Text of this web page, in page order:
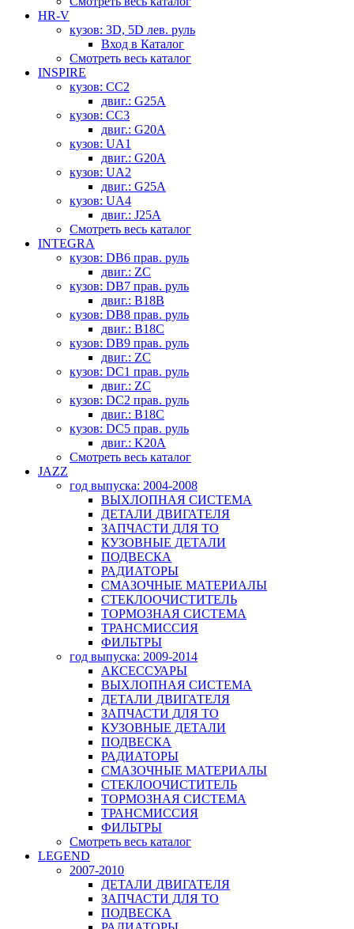
HR-V
кузов: 3D, 5D лев. руль
Вход в Каталог
Смотреть весь каталог
INSPIRE
кузов: CC2
двиг.: G25A
кузов: CC3
двиг.: G20A
кузов: UA1
двиг.: G20A
кузов: UA2
двиг.: G25A
кузов: UA4
двиг.: J25A
Смотреть весь каталог
INTEGRA
кузов: DB6 прав. руль
двиг.: ZC
кузов: DB7 прав. руль
двиг.: B18B
кузов: DB8 прав. руль
двиг.: B18C
кузов: DB9 прав. руль
двиг.: ZC
кузов: DC1 прав. руль
двиг.: ZC
кузов: DC2 прав. руль
двиг.: B18C
кузов: DC5 прав. руль
двиг.: K20A
Смотреть весь каталог
JAZZ
год выпуска: 2004-2008
ВЫХЛОПНАЯ СИСТЕМА
ДЕТАЛИ ДВИГАТЕЛЯ
ЗАПЧАСТИ ДЛЯ ТО
КУЗОВНЫЕ ДЕТАЛИ
ПОДВЕСКА
РАДИАТОРЫ
СМАЗОЧНЫЕ МАТЕРИАЛЫ
СТЕКЛООЧИСТИТЕЛЬ
ТОРМОЗНАЯ СИСТЕМА
ТРАНСМИССИЯ
ФИЛЬТРЫ
год выпуска: 2009-2014
АКСЕССУАРЫ
ВЫХЛОПНАЯ СИСТЕМА
ДЕТАЛИ ДВИГАТЕЛЯ
ЗАПЧАСТИ ДЛЯ ТО
КУЗОВНЫЕ ДЕТАЛИ
ПОДВЕСКА
РАДИАТОРЫ
СМАЗОЧНЫЕ МАТЕРИАЛЫ
СТЕКЛООЧИСТИТЕЛЬ
ТОРМОЗНАЯ СИСТЕМА
ТРАНСМИССИЯ
ФИЛЬТРЫ
Смотреть весь каталог
LEGEND
2007-2010
ДЕТАЛИ ДВИГАТЕЛЯ
ЗАПЧАСТИ ДЛЯ ТО
ПОДВЕСКА